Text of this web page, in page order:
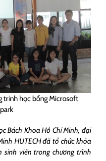
trinh học bổng Microsoft
Bách Khoa Hồ Chí Minh, đại
HUTECH đã tổ chức khóa
viên trong chương trình